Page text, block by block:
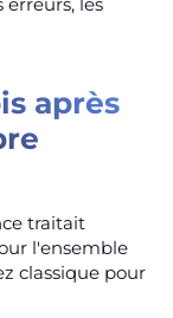
après
traitait
l'ensemble
classique pour